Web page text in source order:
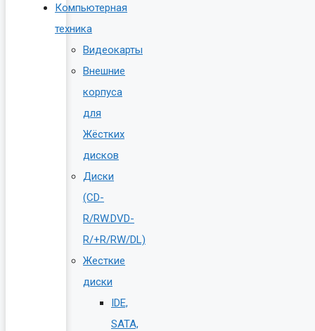
Компьютерная
техника
Видеокарты
Внешние
корпуса
для
Жёстких
дисков
Диски
(CD-
R/RW.DVD-
R/+R/RW/DL)
Жесткие
диски
IDE,
SATA,